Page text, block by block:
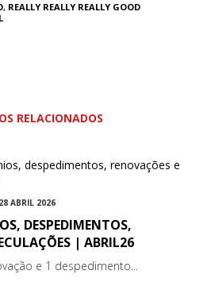
, REALLY REALLY REALLY GOOD
RELACIONADOS
ABRIL 2026
DESPEDIMENTOS,
| ABRIL26
e 1 despedimento...